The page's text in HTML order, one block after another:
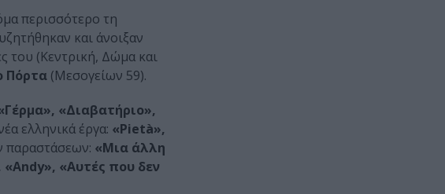
περισσότερο τη
και άνοιξαν
του (Κεντρική, Δώμα και
Πόρτα (Μεσογείων 59).
«Διαβατήριο»,
ελληνικά έργα: «Pietà»,
παραστάσεων: «Μια άλλη
«Αυτές που δεν